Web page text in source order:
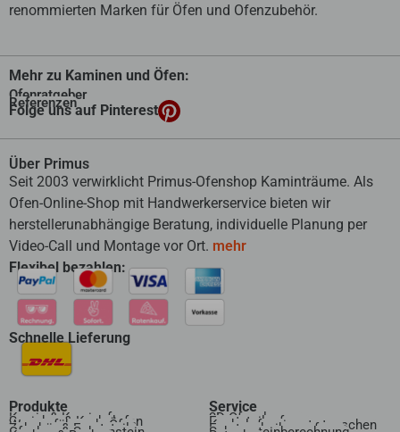
renommierten Marken für Öfen und Ofenzubehör.
Mehr zu Kaminen und Öfen:
Ofenratgeber
Referenzen
Folge uns auf Pinterest
Über Primus
Seit 2003 verwirklicht Primus-Ofenshop Kaminträume. Als
Ofen-Online-Shop mit Handwerkerservice bieten wir
herstellerunabhängige Beratung, individuelle Planung per
Video-Call und Montage vor Ort. mehr
Flexibel bezahlen:
Schnelle Lieferung
Produkte
Kamin & Kaminofen
Speicher & Kachelofen
Wasserführende Öfen
Zubehör & Ersatzteile
Service
3D Ofenplanung
Ersatzteilanfrage
Kachelofeneinsatz tauschen
Ersatzscheibenanfrage